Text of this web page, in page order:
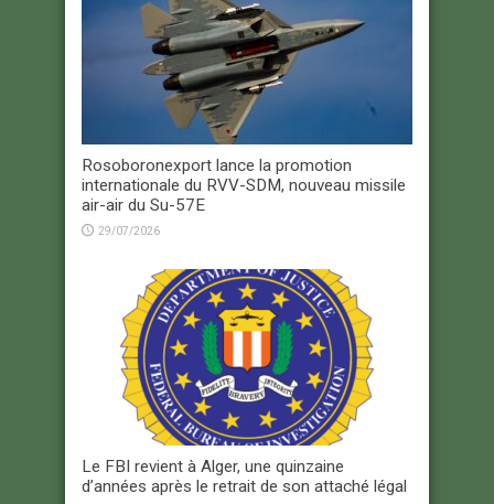
Rosoboronexport lance la promotion
internationale du RVV-SDM, nouveau missile
air-air du Su-57E
29/07/2026
Le FBI revient à Alger, une quinzaine
d’années après le retrait de son attaché légal